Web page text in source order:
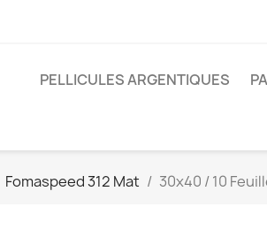
PELLICULES ARGENTIQUES
Fomaspeed 312 Mat 30x40 / 10